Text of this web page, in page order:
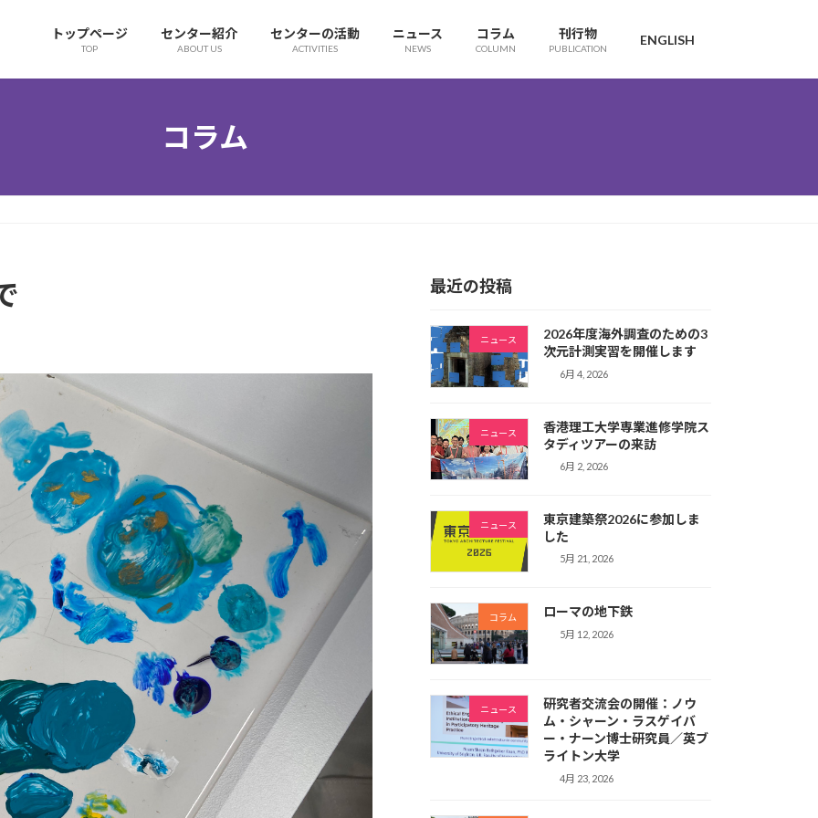
トップページ
TOP
センター紹介
ABOUT US
センターの活動
ACTIVITIES
ニュース
NEWS
コラム
COLUMN
刊行物
PUBLICATION
ENGLISH
コラム
最近の投稿
ニュース
2026年度海外調査のための3
次元計測実習を開催します
6月 4, 2026
ニュース
香港理工大学専業進修学院ス
タディツアーの来訪
6月 2, 2026
ニュース
東京建築祭2026に参加しま
した
5月 21, 2026
コラム ローマの地下鉄
5月 12, 2026
ニュース
研究者交流会の開催：ノウ
ム・シャーン・ラスゲイバ
ー・ナーン博士研究員／英ブ
ライトン大学
4月 23, 2026